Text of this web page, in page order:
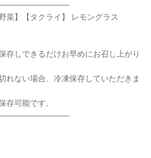
【タクライ】 レモングラス
しできるだけお早めにお召し上がり
合、冷凍保存していただきま
です。